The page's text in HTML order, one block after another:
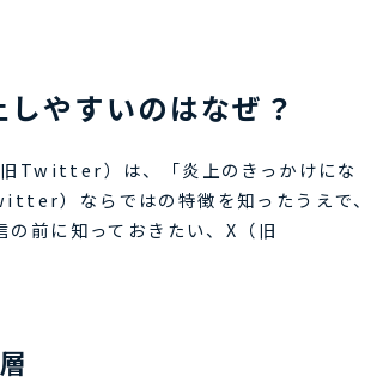
やすいのはなぜ？
Twitter）は、「炎上のきっかけにな
）ならではの特徴を知ったうえで、
前に知っておきたい、X（旧